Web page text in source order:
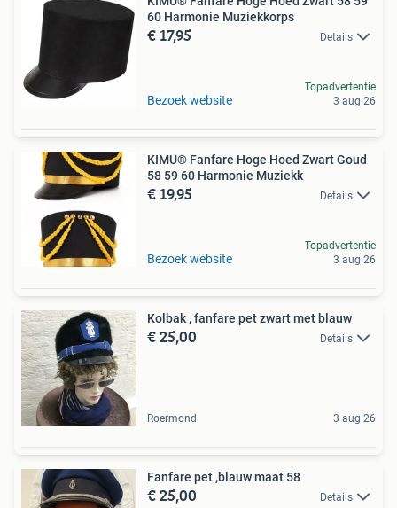
60 Harmonie Muziekkorps
€ 17,95 Details
Bezoek website
Topadvertentie
3 aug 26
KIMU® Fanfare Hoge Hoed Zwart Goud
58 59 60 Harmonie Muziekk
€ 19,95 Details
Bezoek website
Topadvertentie
3 aug 26
Kolbak , fanfare pet zwart met blauw
€ 25,00 Details
Roermond 3 aug 26
Fanfare pet ,blauw maat 58
€ 25,00 Details